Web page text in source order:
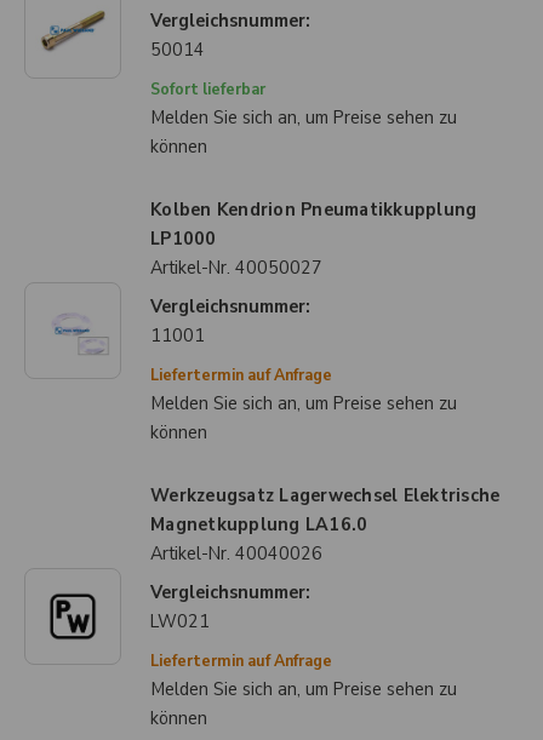
Vergleichsnummer:
50014
Sofort lieferbar
Melden Sie sich an, um Preise sehen zu
können
Kolben Kendrion Pneumatikkupplung
LP1000
Artikel-Nr. 40050027
Vergleichsnummer:
11001
Liefertermin auf Anfrage
Melden Sie sich an, um Preise sehen zu
können
Werkzeugsatz Lagerwechsel Elektrische
Magnetkupplung LA16.0
Artikel-Nr. 40040026
Vergleichsnummer:
LW021
Liefertermin auf Anfrage
Melden Sie sich an, um Preise sehen zu
können